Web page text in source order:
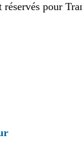
réservés pour